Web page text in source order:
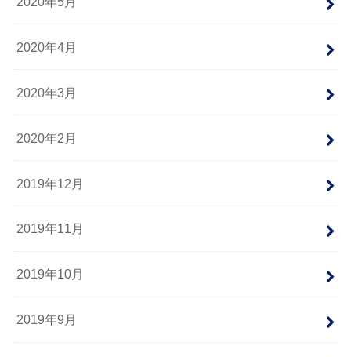
2020年4月
2020年3月
2020年2月
2019年12月
2019年11月
2019年10月
2019年9月